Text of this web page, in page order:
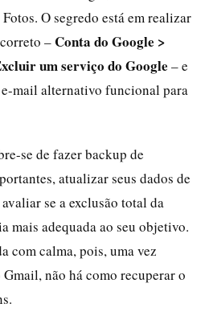
O segredo está em realizar
– Conta do Google >
um serviço do Google – e
mail alternativo funcional para
se de fazer backup de
atualizar seus dados de
se a exclusão total da
mais adequada ao seu objetivo.
com calma, pois, uma vez
não há como recuperar o